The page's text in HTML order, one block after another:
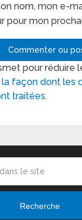
nom, mon e-
pour mon
pour réduire
la façon dont les
traitées.
Recherche